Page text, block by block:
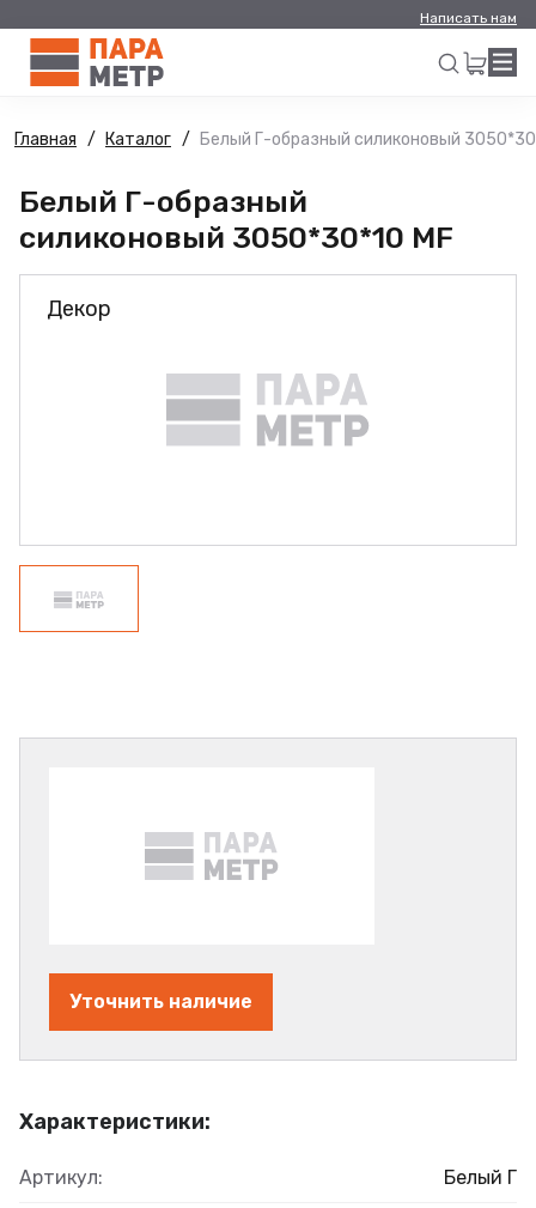
Написать нам
Искать
Главная Каталог Белый Г-образный силиконовый
Белый Г-образный
силиконовый 3050*30*10 MF
Декор
Характеристики:
Артикул: Белый Г
Уточнить наличие